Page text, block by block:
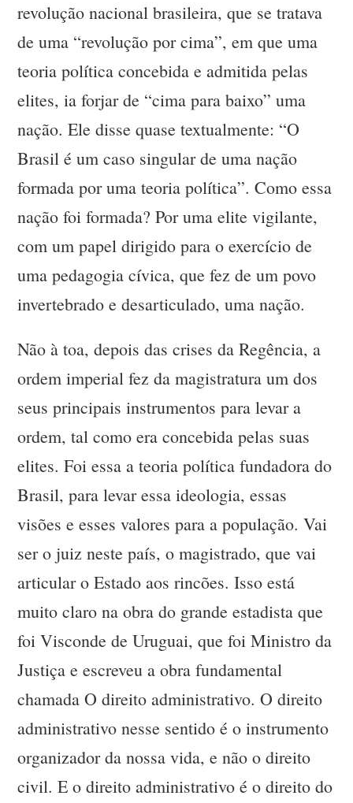
revolução nacional brasileira, que se tratava
de uma “revolução por cima”, em que uma
teoria política concebida e admitida pelas
elites, ia forjar de “cima para baixo” uma
nação. Ele disse quase textualmente: “O
Brasil é um caso singular de uma nação
formada por uma teoria política”. Como essa
nação foi formada? Por uma elite vigilante,
com um papel dirigido para o exercício de
uma pedagogia cívica, que fez de um povo
invertebrado e desarticulado, uma nação.
Não à toa, depois das crises da Regência, a
ordem imperial fez da magistratura um dos
seus principais instrumentos para levar a
ordem, tal como era concebida pelas suas
elites. Foi essa a teoria política fundadora do
Brasil, para levar essa ideologia, essas
visões e esses valores para a população. Vai
ser o juiz neste país, o magistrado, que vai
articular o Estado aos rincões. Isso está
muito claro na obra do grande estadista que
foi Visconde de Uruguai, que foi Ministro da
Justiça e escreveu a obra fundamental
chamada O direito administrativo. O direito
administrativo nesse sentido é o instrumento
organizador da nossa vida, e não o direito
civil. E o direito administrativo é o direito do